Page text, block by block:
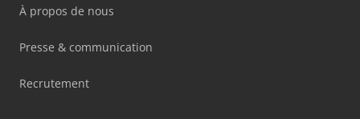
À propos de nous
Presse & communication
Recrutement